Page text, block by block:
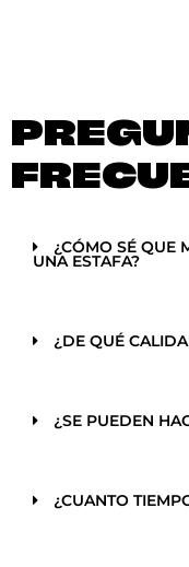
¿CÓMO SÉ QUE
UNA ESTAFA?
¿DE QUÉ
¿SE PUEDEN
¿CUANTO